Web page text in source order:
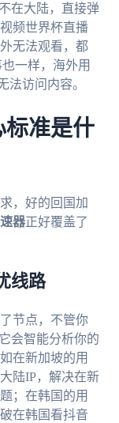
在大陆，直接弹
频世界杯直播
无法观看，都
一样，海外用
法访问内容。
标准是什
，好的回国加
器正好覆盖了
线路
节点，不管你
会智能分析你的
在新加坡的用
陆IP，解决在新
；在韩国的用
在韩国看抖音